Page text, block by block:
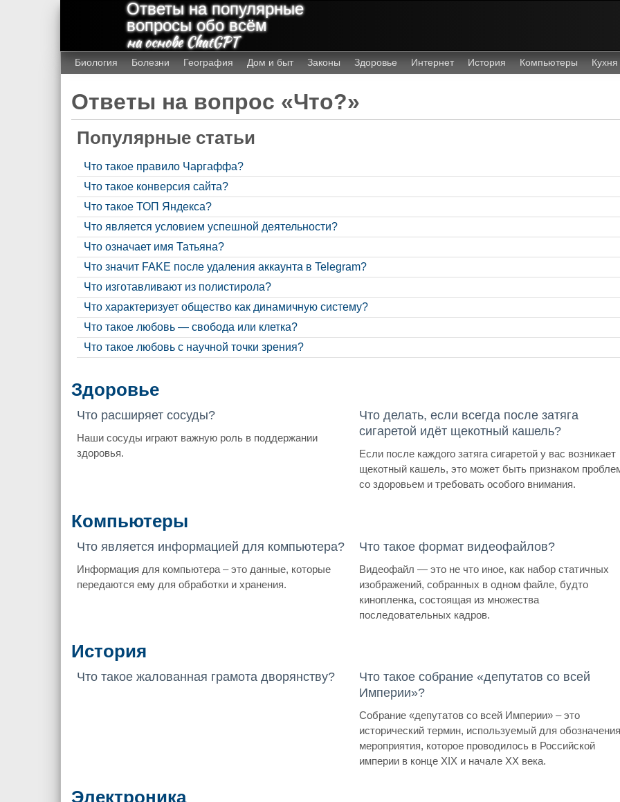
Ответы на популярные
вопросы обо всём
на основе ChatGPT
Биология Болезни География Дом и быт Законы Здоровье Интернет История Компьютеры Кухня
Ответы на вопрос «Что?»
Популярные статьи
Что такое правило Чаргаффа?
Что такое конверсия сайта?
Что такое ТОП Яндекса?
Что является условием успешной деятельности?
Что означает имя Татьяна?
Что значит FAKE после удаления аккаунта в Telegram?
Что изготавливают из полистирола?
Что характеризует общество как динамичную систему?
Что такое любовь — свобода или клетка?
Что такое любовь с научной точки зрения?
Здоровье
Что расширяет сосуды?
Наши сосуды играют важную роль в поддержании
здоровья.
Что делать, если всегда после затяга
сигаретой идёт щекотный кашель?
Если после каждого затяга сигаретой у вас возникает
щекотный кашель, это может быть признаком
со здоровьем и требовать особого внимания.
Компьютеры
Что является информацией для компьютера?
Информация для компьютера – это данные, которые
передаются ему для обработки и хранения.
Что такое формат видеофайлов?
Видеофайл — это не что иное, как набор статичных
изображений, собранных в одном файле, будто
кинопленка, состоящая из множества
последовательных кадров.
История
Что такое жалованная грамота дворянству?
Что такое собрание «депутатов со всей
Империи»?
Собрание «депутатов со всей Империи» – это
исторический термин, используемый для
мероприятия, которое проводилось в Российской
империи в конце XIX и начале XX века.
Электроника